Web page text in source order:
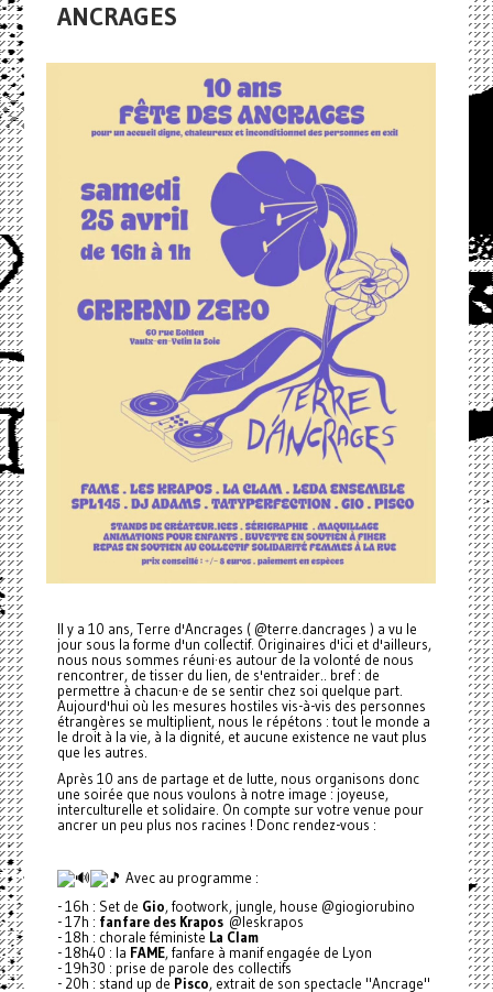
ANCRAGES
Il y a 10 ans, Terre d'Ancrages ( @terre.dancrages ) a vu le
jour sous la forme d'un collectif. Originaires d'ici et d'ailleurs,
nous nous sommes réuni·es autour de la volonté de nous
rencontrer, de tisser du lien, de s'entraider.. bref : de
permettre à chacun·e de se sentir chez soi quelque part.
Aujourd'hui où les mesures hostiles vis-à-vis des personnes
étrangères se multiplient, nous le répétons : tout le monde a
le droit à la vie, à la dignité, et aucune existence ne vaut plus
que les autres.
Après 10 ans de partage et de lutte, nous organisons donc
une soirée que nous voulons à notre image : joyeuse,
interculturelle et solidaire. On compte sur votre venue pour
ancrer un peu plus nos racines ! Donc rendez-vous :
Avec au programme :
- 16h : Set de Gio, footwork, jungle, house @giogiorubino
- 17h : fanfare des Krapos@leskrapos
- 18h : chorale féministe La Clam
- 18h40 : la FAME, fanfare à manif engagée de Lyon
- 19h30 : prise de parole des collectifs
- 20h : stand up de Pisco, extrait de son spectacle "Ancrage"